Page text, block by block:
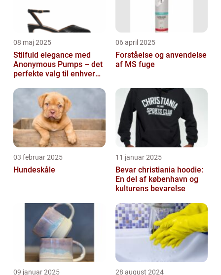
08 maj 2025
Stilfuld elegance med
Anonymous Pumps – det
perfekte valg til enhver
06 april 2025
Forståelse og anvendelse
af MS fuge
03 februar 2025
Hundeskåle
11 januar 2025
Bevar christiania hoodie:
En del af københavn og
kulturens bevarelse
09 januar 2025 28 august 2024